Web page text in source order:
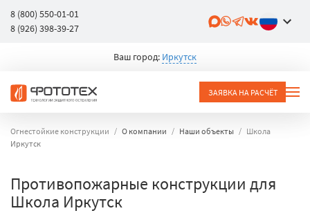
8 (800) 550-01-01
8 (926) 398-39-27
Ваш город: Иркутск
ЗАЯВКА НА РАСЧЁТ
Огнестойкие конструкции О компании Наши объекты
Школа
Иркутск
Противопожарные конструкции для
Школа Иркутск